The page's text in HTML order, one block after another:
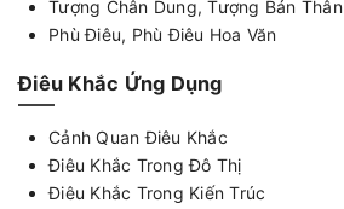
Tượng Chân Dung, Tượng Bán Thân
Phù Điêu, Phù Điêu Hoa Văn
Điêu Khắc Ứng Dụng
Cảnh Quan Điêu Khắc
Điêu Khắc Trong Đô Thị
Điêu Khắc Trong Kiến Trúc